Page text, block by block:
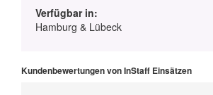
Verfügbar in:
Hamburg & Lübeck
Kundenbewertungen von InStaff Einsätzen